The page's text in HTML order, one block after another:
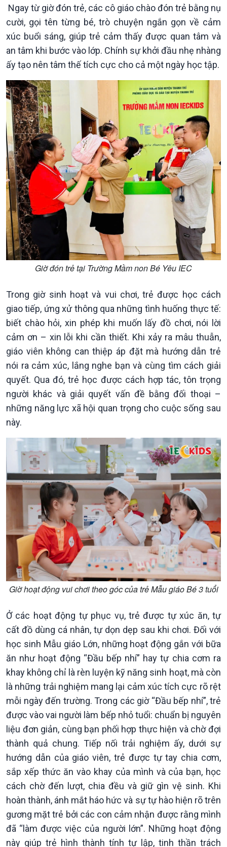
Thời sự 6h
Thời sự 12h
Thời sự 18h
Thời sự 21h30
Bản tin
Theo dòng Thời sự
Chính trị
Tin Chính trị
Chính phủ với người dân
Quốc hội với cử tri
Xây dựng đảng
Đảng trong cuộc sống
Nhận diện sự thật
Thế giới
Tin thế giới
Vấn đề quốc tế
Hồ sơ sự kiện quốc tế
Thế giới & Việt Nam
Biên cương - Một dải vững
bền
Ngay từ giờ đón trẻ, các cô giáo chào đón trẻ bằng nụ
cười, gọi tên từng bé, trò chuyện ngắn gọn về cảm
xúc buổi sáng, giúp trẻ cảm thấy được quan tâm và
an tâm khi bước vào lớp. Chính sự khởi đầu nhẹ nhàng
ấy tạo nên tâm thế tích cực cho cả một ngày học tập.
Giờ đón trẻ tại Trường Mầm non Bé Yêu IEC
Trong giờ sinh hoạt và vui chơi, trẻ được học cách
giao tiếp, ứng xử thông qua những tình huống thực tế:
biết chào hỏi, xin phép khi muốn lấy đồ chơi, nói lời
cảm ơn – xin lỗi khi cần thiết. Khi xảy ra mâu thuẫn,
giáo viên không can thiệp áp đặt mà hướng dẫn trẻ
nói ra cảm xúc, lắng nghe bạn và cùng tìm cách giải
quyết. Qua đó, trẻ học được cách hợp tác, tôn trọng
người khác và giải quyết vấn đề bằng đối thoại –
những năng lực xã hội quan trọng cho cuộc sống sau
này.
Giờ hoạt động vui chơi theo góc của trẻ Mẫu giáo Bé 3 tuổi
Ở các hoạt động tự phục vụ, trẻ được tự xúc ăn, tự
cất đồ dùng cá nhân, tự dọn dẹp sau khi chơi. Đối với
học sinh Mẫu giáo Lớn, những hoạt động gắn với bữa
ăn như hoạt động “Đầu bếp nhí” hay tự chia cơm ra
khay không chỉ là rèn luyện kỹ năng sinh hoạt, mà còn
là những trải nghiệm mang lại cảm xúc tích cực rõ rệt
mỗi ngày đến trường. Trong các giờ “Đầu bếp nhí”, trẻ
được vào vai người làm bếp nhỏ tuổi: chuẩn bị nguyên
liệu đơn giản, cùng bạn phối hợp thực hiện và chờ đợi
thành quả chung. Tiếp nối trải nghiệm ấy, dưới sự
hướng dẫn của giáo viên, trẻ được tự tay chia cơm,
sắp xếp thức ăn vào khay của mình và của bạn, học
cách chờ đến lượt, chia đều và giữ gìn vệ sinh. Khi
hoàn thành, ánh mắt háo hức và sự tự hào hiện rõ trên
gương mặt trẻ bởi các con cảm nhận được rằng mình
đã “làm được việc của người lớn”. Những hoạt động
này giúp trẻ hình thành tính tự lập, tinh thần trách